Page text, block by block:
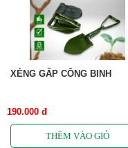
XẺNG GẤP CÔNG BINH
190.000 đ